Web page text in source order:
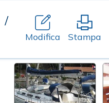
/
Modifica Stampa